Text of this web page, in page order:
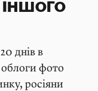
днів в
облоги фото
росіяни